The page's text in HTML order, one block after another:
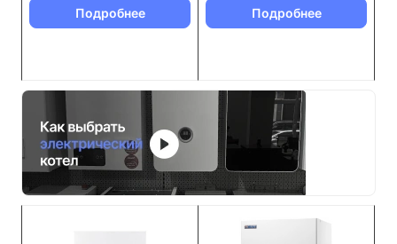
Подробнее Подробнее